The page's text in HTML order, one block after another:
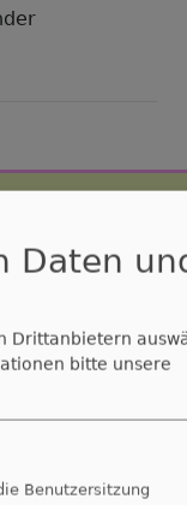
Daten
Drittanbietern
bitte unsere
Benutzersitzung